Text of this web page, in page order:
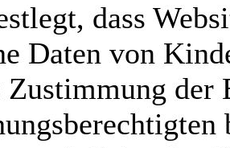
dass
Daten von
der